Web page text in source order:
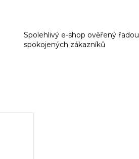
Spolehlivý e-shop ověřený řadou
spokojených zákazníků